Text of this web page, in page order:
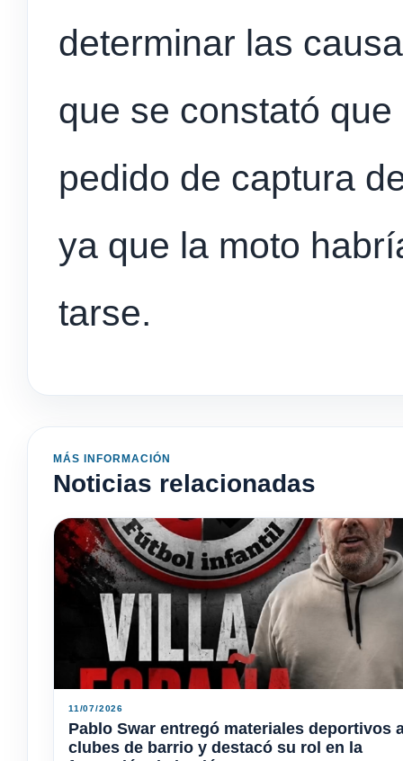
determinar las
que se constató
pedido de captura
ya que la moto
tarse.
MÁS INFORMACIÓN
Noticias relacionadas
11/07/2026
Pablo Swar entregó materiales deportivos
clubes de barrio y destacó su rol en la